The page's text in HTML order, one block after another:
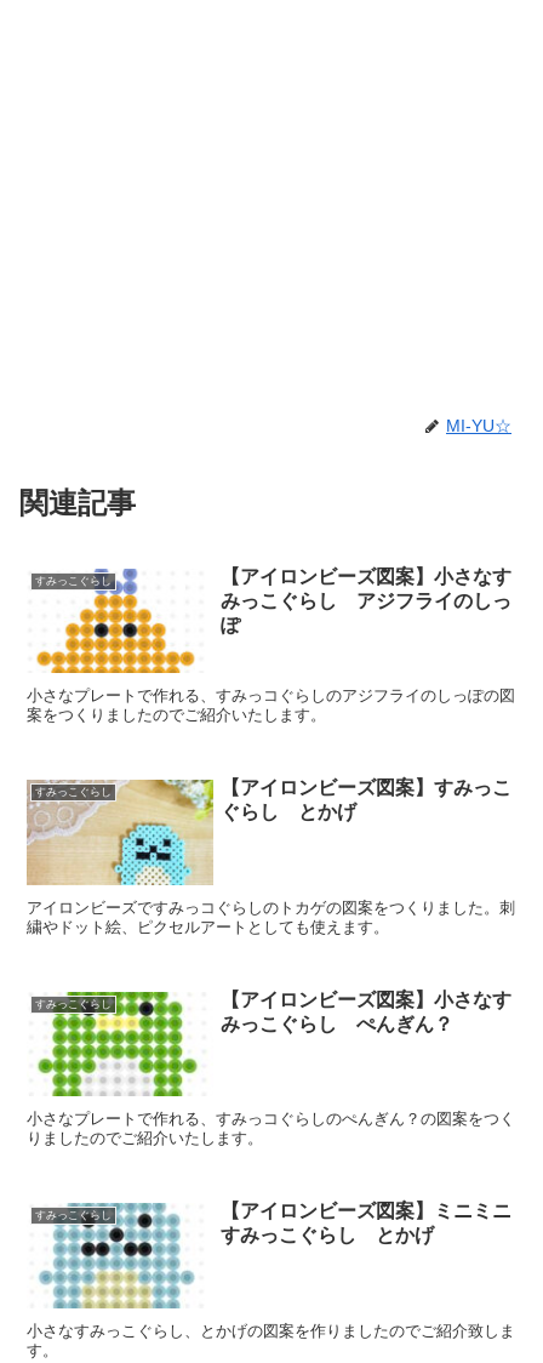
MI-YU☆
関連記事
すみっこぐらし
【アイロンビーズ図案】小さなす
みっこぐらし アジフライのしっ
ぽ
小さなプレートで作れる、すみっコぐらしのアジフライのしっぽの図
案をつくりましたのでご紹介いたします。
すみっこぐらし
【アイロンビーズ図案】すみっこ
ぐらし とかげ
アイロンビーズですみっコぐらしのトカゲの図案をつくりました。刺
繍やドット絵、ピクセルアートとしても使えます。
すみっこぐらし
【アイロンビーズ図案】小さなす
みっこぐらし ぺんぎん？
小さなプレートで作れる、すみっコぐらしのぺんぎん？の図案をつく
りましたのでご紹介いたします。
すみっこぐらし
【アイロンビーズ図案】ミニミニ
すみっこぐらし とかげ
小さなすみっこぐらし、とかげの図案を作りましたのでご紹介致しま
す。